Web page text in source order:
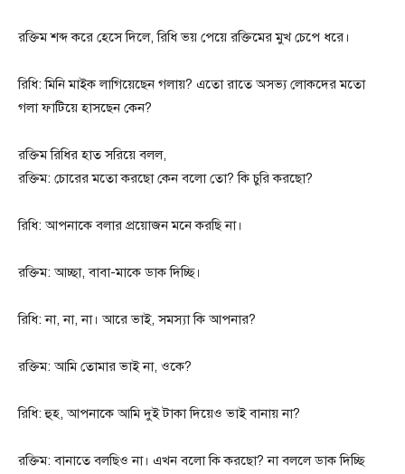
রক্তিম শব্দ করে হেসে দিলে, রিধি ভয় পেয়ে রক্তিমের মুখ চেপে ধরে।
রিধি: মিনি মাইক লাগিয়েছেন গলায়? এতো রাতে অসভ্য লোকদের মতো
গলা ফাটিয়ে হাসছেন কেন?
রক্তিম রিধির হাত সরিয়ে বলল,
রক্তিম: চোরের মতো করছো কেন বলো তো? কি চুরি করছো?
রিধি: আপনাকে বলার প্রয়োজন মনে করছি না।
রক্তিম: আচ্ছা, বাবা-মাকে ডাক দিচ্ছি।
রিধি: না, না, না। আরে ভাই, সমস্যা কি আপনার?
রক্তিম: আমি তোমার ভাই না, ওকে?
রিধি: হুহ, আপনাকে আমি দুই টাকা দিয়েও ভাই বানায় না?
রক্তিম: বানাতে বলছিও না। এখন বলো কি করছো? না বললে ডাক দিচ্ছি